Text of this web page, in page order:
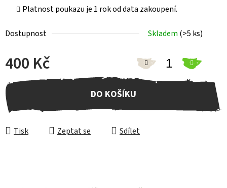
Platnost poukazu je 1 rok od data zakoupení.
Dostupnost Skladem (>5 ks)
400 Kč
Měrná cena:
DO KOŠÍKU
Tisk Zeptat se Sdílet